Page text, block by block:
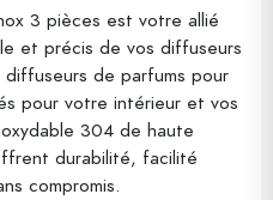
3 pièces est votre allié
et précis de vos diffuseurs
de parfums pour
pour votre intérieur et vos
304 de haute
durabilité, facilité
compromis.